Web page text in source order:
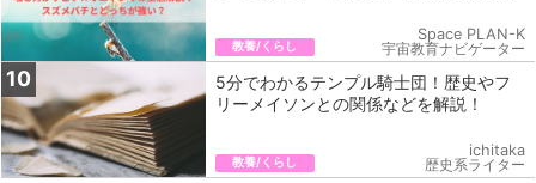
教養/くらし
Space PLAN-K
宇宙教育ナビゲーター
10
5分でわかるテンプル騎士団！歴史やフ
リーメイソンとの関係などを解説！
教養/くらし
ichitaka
歴史系ライター